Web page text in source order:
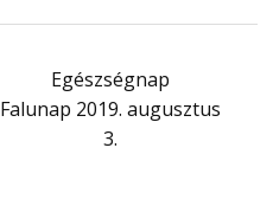
Egészségnap
Falunap 2019. augusztus
3.